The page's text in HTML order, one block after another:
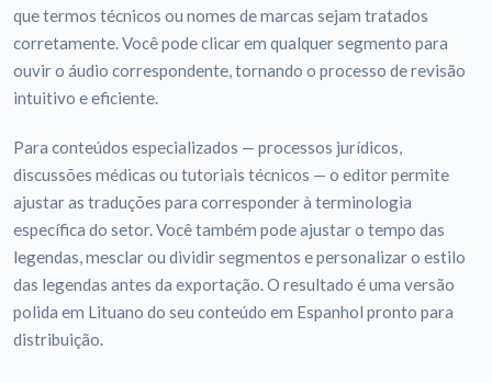
que termos técnicos ou nomes de marcas sejam tratados
corretamente. Você pode clicar em qualquer segmento para
ouvir o áudio correspondente, tornando o processo de revisão
intuitivo e eficiente.
Para conteúdos especializados — processos jurídicos,
discussões médicas ou tutoriais técnicos — o editor permite
ajustar as traduções para corresponder à terminologia
específica do setor. Você também pode ajustar o tempo das
legendas, mesclar ou dividir segmentos e personalizar o estilo
das legendas antes da exportação. O resultado é uma versão
polida em Lituano do seu conteúdo em Espanhol pronto para
distribuição.